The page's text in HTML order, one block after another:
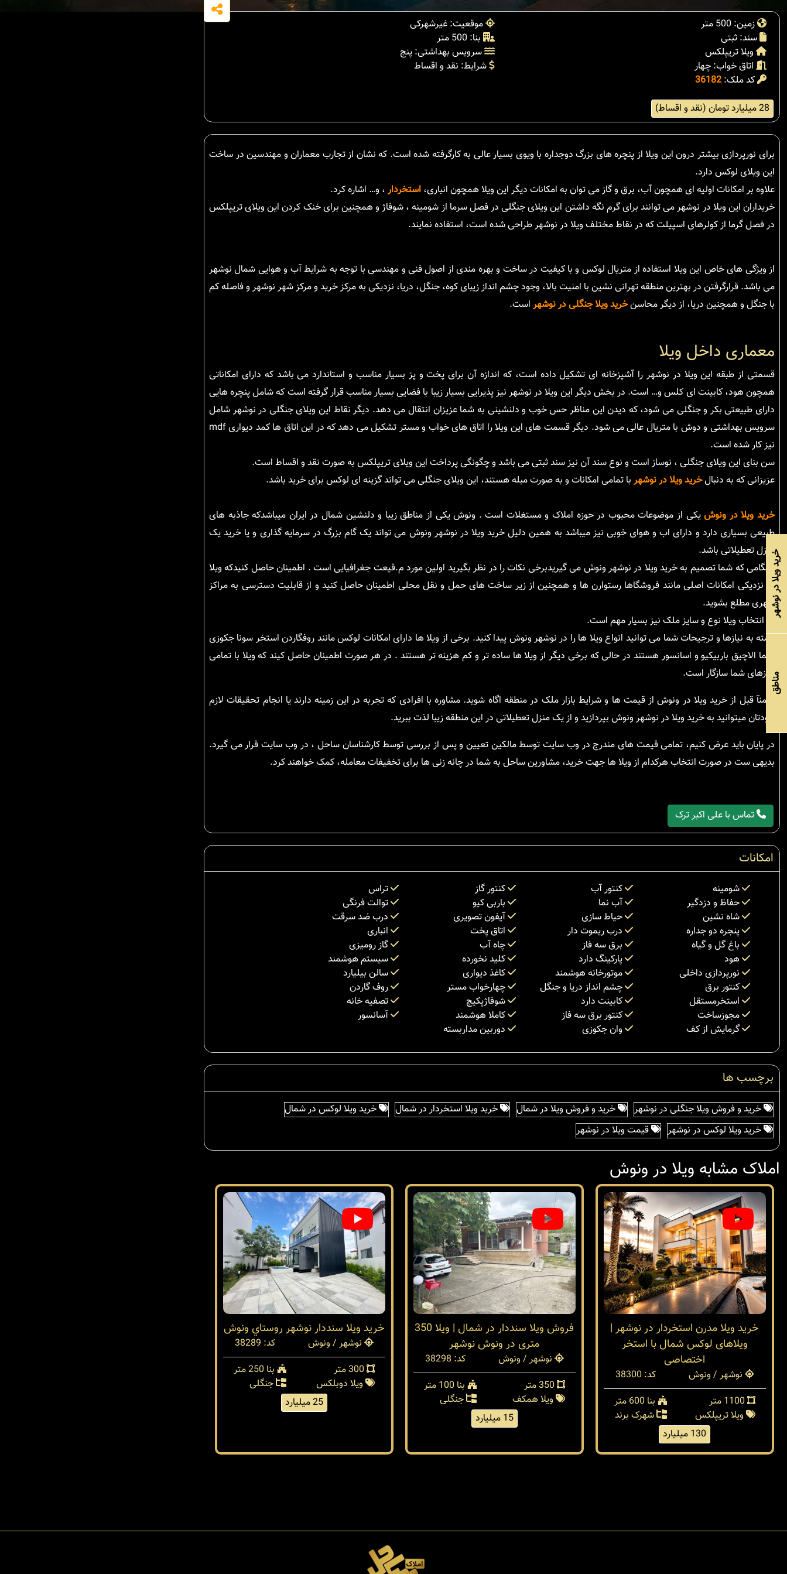
زمین: 500 متر
موقعیت: غیرشهرکی
سند: ثبتی
بنا: 500 متر
ویلا تریپلکس
سرویس بهداشتی: پنج
اتاق خواب: چهار
شرایط: نقد و اقساط
کد ملک: 36182
28 میلیارد تومان (نقد و اقساط)
برای نورپردازی بیشتر درون این ویلا از پنچره های بزرگ دوجداره با ویوی بسیار عالی به کارگرفته شده است. که نشان از تجارب معماران و مهندسین در ساخت
این ویلای لوکس دارد.
علاوه بر امکانات اولیه ای همچون آب، برق و گاز می توان به امکانات دیگر این ویلا همچون انباری، استخردار ، و… اشاره کرد.
خریداران این ویلا در نوشهر می توانند برای گرم نگه داشتن این ویلای جنگلی در فصل سرما از شومینه ، شوفاژ و همچنین برای خنک کردن این ویلای تریپلکس
در فصل گرما از کولرهای اسپیلت که در نقاط مختلف ویلا در نوشهر طراحی شده است، استفاده نمایند.
از ویژگی های خاص این ویلا استفاده از متریال لوکس و با کیفیت در ساخت و بهره مندی از اصول فنی و مهندسی با توجه به شرایط آب و هوایی شمال نوشهر
می باشد. قرارگرفتن در بهترین منطقه تهرانی نشین با امنیت بالا، وجود چشم انداز زیبای کوه، جنگل، دریا، نزدیکی به مرکز خرید و مرکز شهر نوشهر و فاصله کم
با جنگل و همچنین دریا، از دیگر محاسنخرید ویلا جنگلی در نوشهر است.
معماری داخل ویلا
قسمتی از طبقه این ویلا در نوشهر را آشپزخانه ای تشکیل داده است، که اندازه آن برای پخت و پز بسیار مناسب و استاندارد می باشد که دارای امکاناتی
همچون هود، کابینت ای کلس و… است. در بخش دیگر این ویلا در نوشهر نیز پذیرایی بسیار زیبا با فضایی بسیار مناسب قرار گرفته است که شامل پنچره هایی
دارای طبیعتی بکر و جنگلی می شود، که دیدن این مناظر حس خوب و دلنشینی به شما عزیزان انتقال می دهد. دیگر نقاط این ویلای جنگلی در نوشهر شامل
سرویس بهداشتی و دوش با متریال عالی می شود. دیگر قسمت های این ویلا را اتاق های خواب و مستر تشکیل می دهد که در این اتاق ها کمد دیواری mdf
نیز کار شده است.
سن بنای این ویلای جنگلی ، نوساز است و نوع سند آن نیز سند ثبتی می باشد و چگونگی پرداخت این ویلای تریپلکس به صورت نقد و اقساط است.
عزیزانی که به دنبالخرید ویلا در نوشهر با تمامی امکانات و به صورت مبله هستند، این ویلای جنگلی می تواند گزینه ای لوکس برای خرید باشد.
خرید ویلا در ونوشیکی از موضوعات محبوب در حوزه املاک و مستغلات است . ونوش یکی از مناطق زیبا و دلنشین شمال در ایران میباشدکه جاذبه های
طبیعی بسیاری دارد و دارای اب و هوای خوبی نیز میباشد به همین دلیل خرید ویلا در نوشهر ونوش می تواند یک گام بزرگ در سرمایه گذاری و یا خرید یک
منزل تعطیلاتی باشد.
هنگامی که شما تصمیم به خرید ویلا در نوشهر ونوش می گیریدبرخی نکات را در نظر بگیرید اولین مورد م.قیعت جغرافیایی است . اطمینان حاصل کنیدکه ویلا
در نزدیکی امکانات اصلی مانند فروشگاها رستوارن ها و همچنین از زیر ساخت های حمل و نقل محلی اطمینان حاصل کنید و از قابلیت دسترسی به مراکز
شهری مطلع بشوید.
در انتخاب ویلا نوع و سایز ملک نیز بسیار مهم است.
بسته به نیازها و ترجیحات شما می توانید انواع ویلا ها را در نوشهر ونوش پیدا کنید. برخی از ویلا ها دارای امکانات لوکس مانند روفگاردن استخر سونا جکوزی
ابنما الاچیق باربیکیو و اسانسور هستند در حالی که برخی دیگر از ویلا ها ساده تر و کم هزینه تر هستند . در هر صورت اطمینان حاصل کیند که ویلا با تمامی
نیازهای شما سازگار است.
ضمنآ قبل از خرید ویلا در ونوش از قیمت ها و شرایط بازار ملک در منطقه اگاه شوید. مشاوره با افرادی که تجربه در این زمینه دارند یا انجام تحقیقات لازم
خودتان میتوانید به خرید ویلا در نوشهر ونوش بپردازید و از یک منزل تعطیلاتی در این منطقه زیبا لذت ببرید.
در پایان باید عرض کنیم، تمامی قیمت های مندرج در وب سایت توسط مالکین تعیین و پس از بررسی توسط کارشناسان ساحل ، در وب سایت قرار می گیرد.
بدیهی ست در صورت انتخاب هرکدام از ویلا ها جهت خرید، مشاورین ساحل به شما در چانه زنی ها برای تخفیفات معامله، کمک خواهند کرد.
تماس با علی اکبر ترک
امکانات
شومینه کنتور آب کنتور گاز
تراس
حفاظ و دزدگیر
آب نما باربی کیو
توالت فرنگی
شاه نشین
حیاط سازی آیفون تصویری
درب ضد سرقت
پنجره دو جداره
درب ریموت دار اتاق پخت
انباری
باغ گل و گیاه
برق سه فاز چاه آب
گاز رومیزی
هود
پارکینگ دارد کلید نخورده
سیستم هوشمند
نورپردازی داخلی
موتورخانه هوشمند کاغذ دیواری
سالن بیلیارد
کنتور برق
چشم انداز دریا و جنگل چهارخواب مستر
روف گاردن
استخرمستقل
کابینت دارد شوفاژپکیچ
تصفیه خانه
مجوزساخت
کنتور برق سه فاز کاملا هوشمند
آسانسور
گرمایش از کف
وان جکوزی دوربین مداربسته
برچسب ها
خرید و فروش ویلا جنگلی در نوشهر خرید و فروش ویلا در شمال خرید ویلا استخردار در شمال
خرید ویلا لوکس در شمال
خرید ویلا لوکس در نوشهر
قیمت ویلا در نوشهر
املاک مشابه ویلا در ونوش
خرید ویلا مدرن استخردار در نوشهر |
ویلاهای لوکس شمال با استخر
اختصاصی
نوشهر / ونوش
کد: 38300
بنا 600 متر
ویلا تریپلکس
شهرک برند
130 میلیارد
فروش ویلا سنددار در شمال | ویلا 350
متری در ونوش نوشهر
نوشهر / ونوش
کد: 38298
بنا 100 متر
ویلا همکف
جنگلی
15 میلیارد
خرید ویلا سنددار نوشهر روستاي ونوش
نوشهر / ونوش
کد: 38289
بنا 250 متر
ویلا دوبلکس
جنگلی
25 میلیارد
خرید ویلا در نوشهر
مناطق